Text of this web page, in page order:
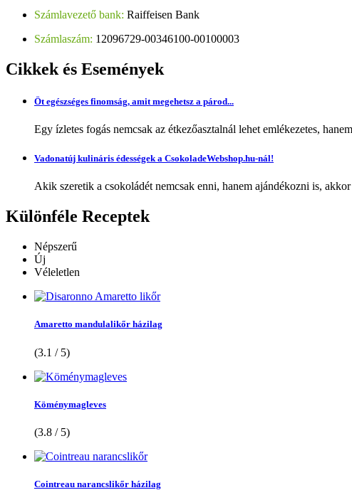
Számlavezető bank: Raiffeisen Bank
Számlaszám: 12096729-00346100-00100003
Cikkek és Események
Öt egészséges finomság, amit megehetsz a párod...
Egy ízletes fogás nemcsak az étkezőasztalnál lehet emlékezetes,
Vadonatúj kulináris édességek a CsokoladeWebshop.hu-nál!
Akik szeretik a csokoládét nemcsak enni, hanem ajándékozni is,
Különféle Receptek
Népszerű
Új
Véleletlen
Amaretto mandulalikőr házilag
(3.1 / 5)
Köménymagleves
(3.8 / 5)
Cointreau narancslikőr házilag